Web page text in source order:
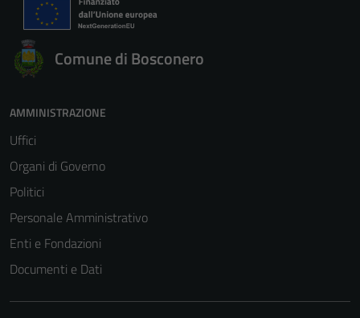
Comune di Bosconero
AMMINISTRAZIONE
Uffici
Organi di Governo
Politici
Personale Amministrativo
Enti e Fondazioni
Documenti e Dati